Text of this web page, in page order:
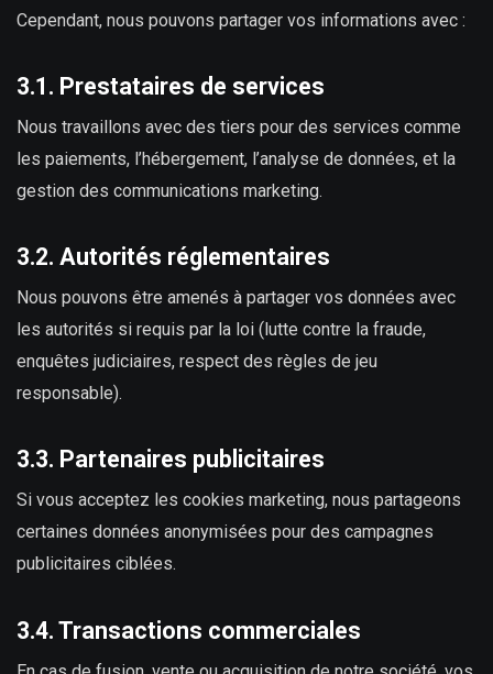
Cependant, nous pouvons partager vos informations avec :
3.1. Prestataires de services
Nous travaillons avec des tiers pour des services comme
les paiements, l’hébergement, l’analyse de données, et la
gestion des communications marketing.
3.2. Autorités réglementaires
Nous pouvons être amenés à partager vos données avec
les autorités si requis par la loi (lutte contre la fraude,
enquêtes judiciaires, respect des règles de jeu
responsable).
3.3. Partenaires publicitaires
Si vous acceptez les cookies marketing, nous partageons
certaines données anonymisées pour des campagnes
publicitaires ciblées.
3.4. Transactions commerciales